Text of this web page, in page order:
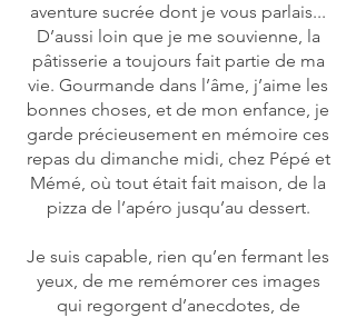
aventure sucrée dont je vous parlais...
D’aussi loin que je me souvienne, la
pâtisserie a toujours fait partie de ma
vie. Gourmande dans l’âme, j’aime les
bonnes choses, et de mon enfance, je
garde précieusement en mémoire ces
repas du dimanche midi, chez Pépé et
Mémé, où tout était fait maison, de la
pizza de l’apéro jusqu’au dessert.
Je suis capable, rien qu’en fermant les
yeux, de me remémorer ces images
qui regorgent d’anecdotes, de